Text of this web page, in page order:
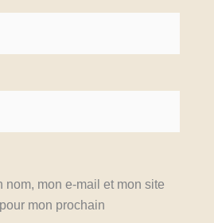
nom, mon e-mail et mon site
mon prochain